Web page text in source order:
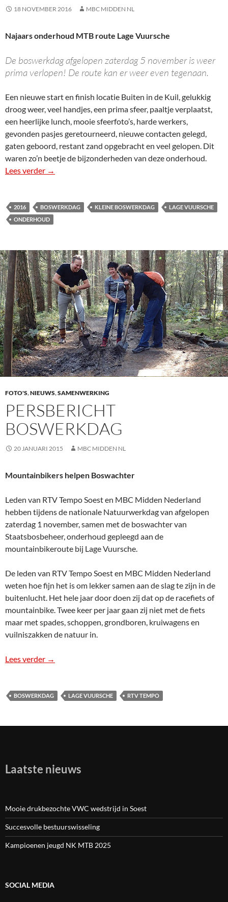
18 NOVEMBER 2016 MBC MIDDEN NL
Najaars onderhoud MTB route Lage Vuursche
De boswerkdag afgelopen zaterdag 5 november is weer
prima verlopen! De route kan er weer even tegenaan.
Een nieuwe start en finish locatie Buiten in de Kuil, gelukkig
droog weer, veel handjes, een prima sfeer, paaltje verplaatst,
een heerlijke lunch, mooie sfeerfoto’s, harde werkers,
gevonden pasjes geretourneerd, nieuwe contacten gelegd,
gaten geboord, restant zand opgebracht en veel gelopen. Dit
waren zo’n beetje de bijzonderheden van deze onderhoud.
Lees verder Najaars onderhoud
→
2016 BOSWERKDAG KLEINE BOSWERKDAG
LAGE VUURSCHE
ONDERHOUD
FOTO'S,NIEUWS,SAMENWERKING
PERSBERICHT
BOSWERKDAG
20 JANUARI 2015 MBC MIDDEN NL
Mountainbikers helpen Boswachter
Leden van RTV Tempo Soest en MBC Midden Nederland
hebben tijdens de nationale Natuurwerkdag van afgelopen
zaterdag 1 november, samen met de boswachter van
Staatsbosbeheer, onderhoud gepleegd aan de
mountainbikeroute bij Lage Vuursche.
De leden van RTV Tempo Soest en MBC Midden Nederland
weten hoe fijn het is om lekker samen aan de slag te zijn in de
buitenlucht. Het hele jaar door doen zij dat op de racefiets of
mountainbike. Twee keer per jaar gaan zij niet met de fiets
maar met spades, schoppen, grondboren, kruiwagens en
vuilniszakken de natuur in.
Lees verder Persbericht Boswerkdag
→
BOSWERKDAG LAGE VUURSCHE RTV TEMPO
Laatste nieuws
Mooie drukbezochte VWC wedstrijd in Soest
Succesvolle bestuurswisseling
Kampioenen jeugd NK MTB 2025
SOCIAL MEDIA